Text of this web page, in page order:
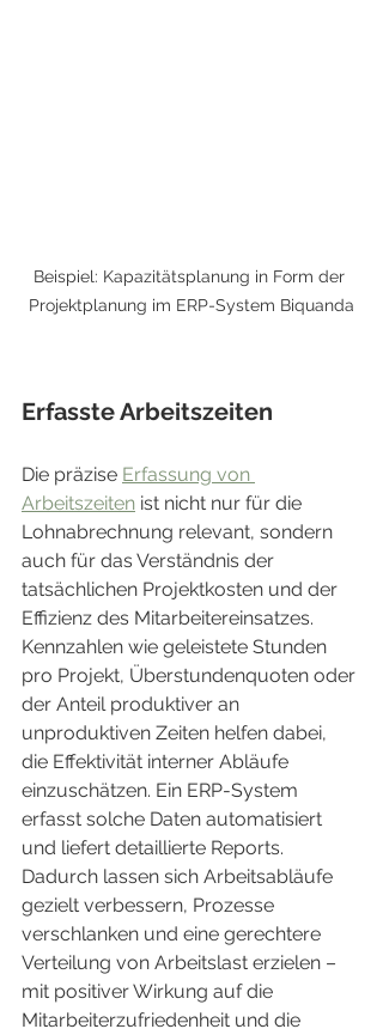
Beispiel: Kapazitätsplanung in Form der
Projektplanung im ERP-System Biquanda
Erfasste Arbeitszeiten
Die präzise Erfassung von
Arbeitszeiten ist nicht nur für die
Lohnabrechnung relevant, sondern
auch für das Verständnis der
tatsächlichen Projektkosten und der
Effizienz des Mitarbeitereinsatzes.
Kennzahlen wie geleistete Stunden
pro Projekt, Überstundenquoten oder
der Anteil produktiver an
unproduktiven Zeiten helfen dabei,
die Effektivität interner Abläufe
einzuschätzen. Ein ERP-System
erfasst solche Daten automatisiert
und liefert detaillierte Reports.
Dadurch lassen sich Arbeitsabläufe
gezielt verbessern, Prozesse
verschlanken und eine gerechtere
Verteilung von Arbeitslast erzielen –
mit positiver Wirkung auf die
Mitarbeiterzufriedenheit und die